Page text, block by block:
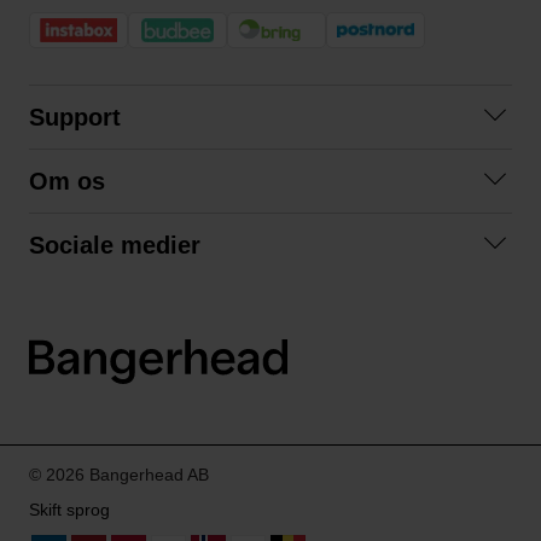
Support
Betingelser
Om os
Sociale medier
LinkedIn
© 2026 Bangerhead AB
Skift sprog